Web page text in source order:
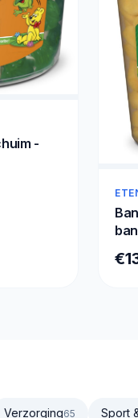
-
Verzorging65 Sport